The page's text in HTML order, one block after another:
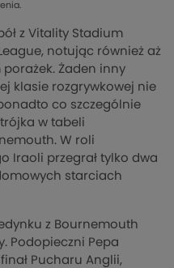
z Vitality Stadium
notując również aż
porażek. Żaden inny
klasie rozgrywkowej nie
co szczególnie
w tabeli
W roli
Iraoli przegrał tylko dwa
starciach
z Bournemouth
Podopieczni Pepa
Pucharu Anglii,